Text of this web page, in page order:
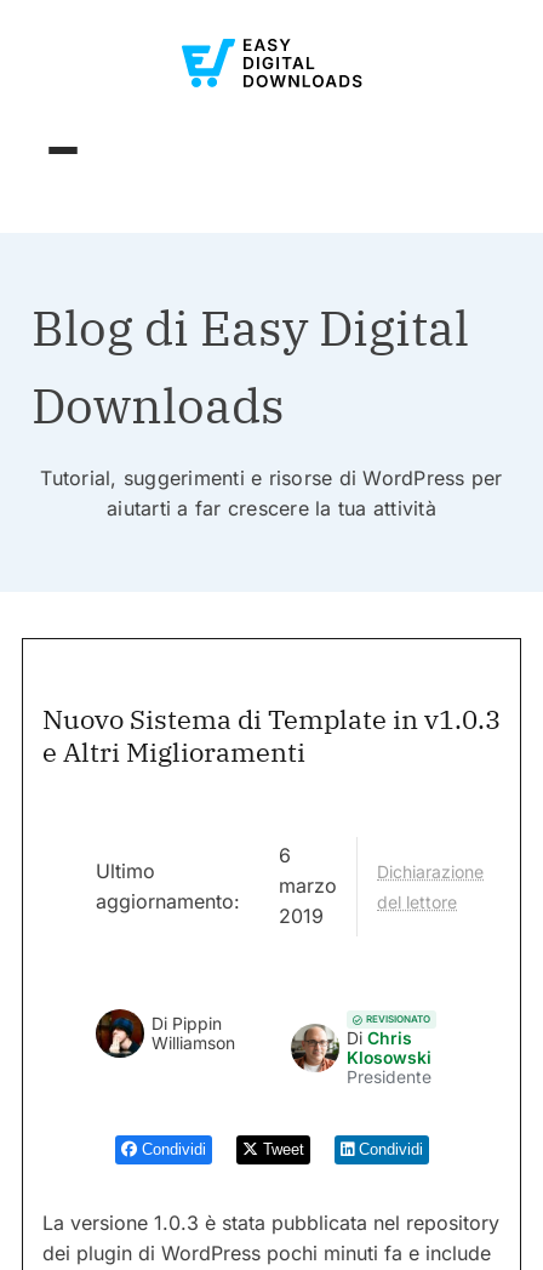
Blog di Easy Digital
Downloads
Tutorial, suggerimenti e risorse di WordPress per
aiutarti a far crescere la tua attività
Nuovo Sistema di Template in v1.0.3
e Altri Miglioramenti
Ultimo
aggiornamento:
6
marzo
2019
Dichiarazione
del lettore
Di Pippin
Williamson
REVISIONATO
Di Chris
Klosowski
Presidente
Condividi Tweet Condividi
La versione 1.0.3 è stata pubblicata nel repository
dei plugin di WordPress pochi minuti fa e include